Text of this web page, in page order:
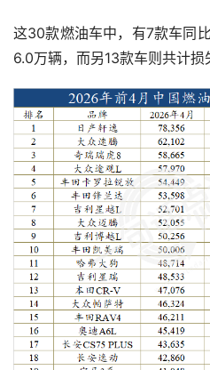
这30款燃油车中，有7款车同
6.0万辆，而另13款车则共计损